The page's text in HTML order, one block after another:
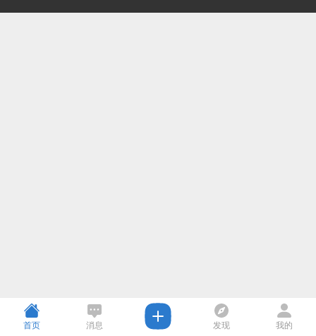
首页 消息 发现 我的